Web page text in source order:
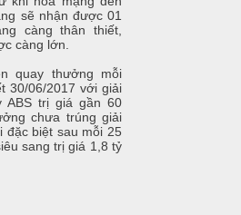
sẽ nhận được 01
càng thân thiết,
càng lớn.
quay thưởng mỗi
30/06/2017 với giải
ABS trị giá gần 60
chưa trúng giải
đặc biệt sau mỗi 25
sang trị giá 1,8 tỷ